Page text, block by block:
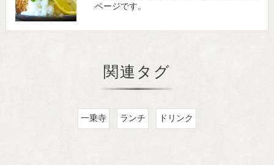
ページです。
関連タグ
一乗寺 ランチ ドリンク